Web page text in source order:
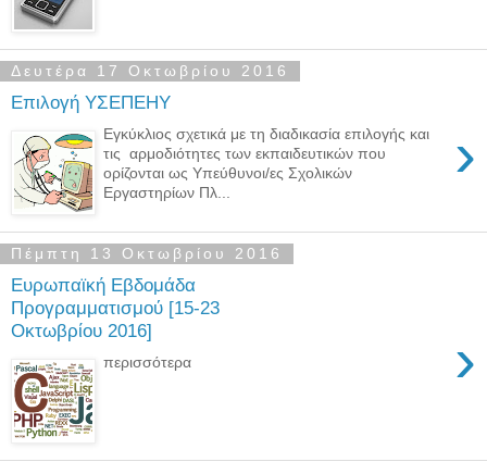
Δευτέρα 17 Οκτωβρίου 2016
Επιλογή ΥΣΕΠΕΗΥ
›
Εγκύκλιος σχετικά με τη διαδικασία επιλογής και
τις αρμοδιότητες των εκπαιδευτικών που
ορίζονται ως Υπεύθυνοι/ες Σχολικών
Εργαστηρίων Πλ...
Πέμπτη 13 Οκτωβρίου 2016
Ευρωπαϊκή Εβδομάδα
Προγραμματισμού [15-23
Οκτωβρίου 2016]
›
περισσότερα